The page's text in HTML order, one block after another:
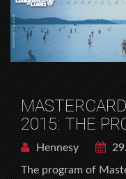
2015: THE
Hennesy
The program of